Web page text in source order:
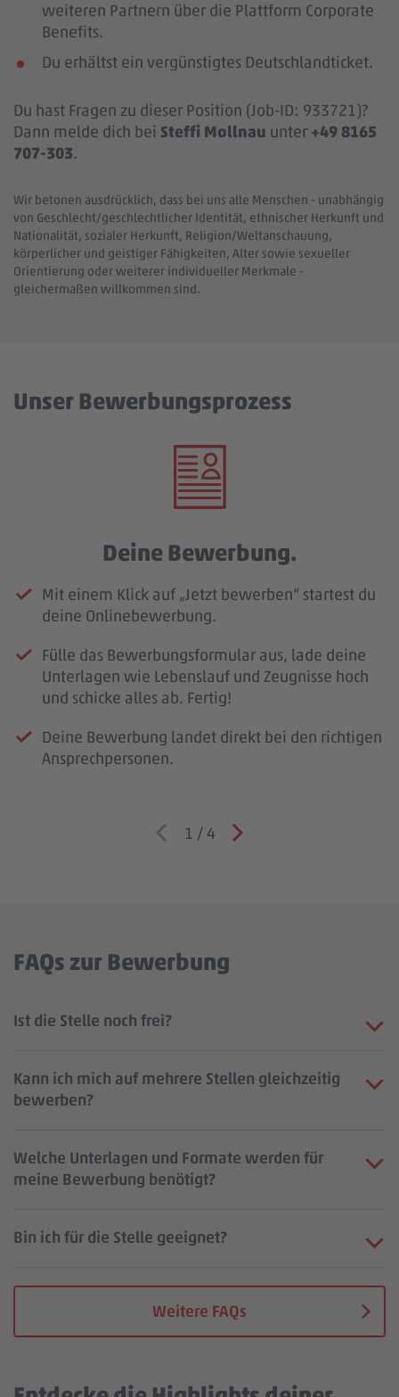
weiteren Partnern über die Plattform Corporate
Benefits.
Du erhältst ein vergünstigtes Deutschlandticket.
Du hast Fragen zu dieser Position (Job-ID: 933721)?
Dann melde dich bei Steffi Mollnau unter +49 8165
707-303.
Wir betonen ausdrücklich, dass bei uns alle Menschen - unabhängig
von Geschlecht/geschlechtlicher Identität, ethnischer Herkunft und
Nationalität, sozialer Herkunft, Religion/Weltanschauung,
körperlicher und geistiger Fähigkeiten, Alter sowie sexueller
Orientierung oder weiterer individueller Merkmale -
gleichermaßen willkommen sind.
Unser Bewerbungsprozess
Deine Bewerbung.
Mit einem Klick auf „Jetzt bewerben“ startest du
deine Onlinebewerbung.
Fülle das Bewerbungsformular aus, lade deine
Unterlagen wie Lebenslauf und Zeugnisse hoch
und schicke alles ab. Fertig!
Deine Bewerbung landet direkt bei den richtigen
Ansprechpersonen.
1 / 4
FAQs zur Bewerbung
Ist die Stelle noch frei?
Kann ich mich auf mehrere Stellen gleichzeitig
bewerben?
Welche Unterlagen und Formate werden für
meine Bewerbung benötigt?
Bin ich für die Stelle geeignet?
Weitere FAQs